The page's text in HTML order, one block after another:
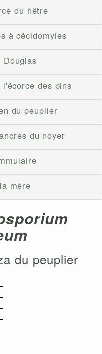
du hêtre
à cécidomyies
Douglas
des pins
du peuplier
du noyer
mère
peuplier